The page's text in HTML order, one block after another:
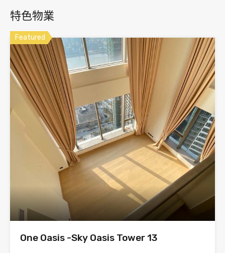
特色物業
Featured
One Oasis -Sky Oasis Tower 13